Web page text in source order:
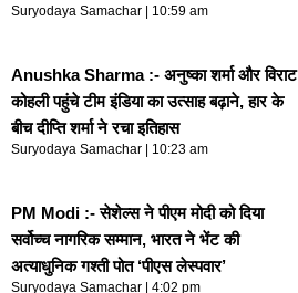
Suryodaya Samachar 10:59 am
Anushka Sharma :- अनुष्का शर्मा और विराट
कोहली पहुंचे टीम इंडिया का उत्साह बढ़ाने, हार के
बीच दीप्ति शर्मा ने रचा इतिहास
Suryodaya Samachar 10:23 am
PM Modi :- सेशेल्स ने पीएम मोदी को दिया
सर्वोच्च नागरिक सम्मान, भारत ने भेंट की
अत्याधुनिक गश्ती पोत ‘पीएस लेस्पवार’
Suryodaya Samachar 4:02 pm